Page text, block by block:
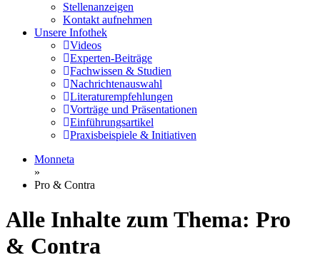
Stellenanzeigen
Kontakt aufnehmen
Unsere Infothek
Videos
Experten-Beiträge
Fachwissen & Studien
Nachrichtenauswahl
Literaturempfehlungen
Vorträge und Präsentationen
Einführungsartikel
Praxisbeispiele & Initiativen
Monneta
»
Pro & Contra
Alle Inhalte zum Thema: Pro
& Contra